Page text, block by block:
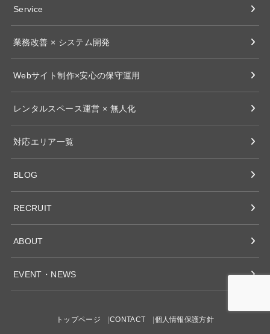
Service
業務改善 × システム開発
Webサイト制作×安心の保守運用
レンタルスペース運営 × 無人化
対応エリア一覧
BLOG
RECRUIT
ABOUT
EVENT・NEWS
トップページ CONTACT 個人情報保護方針